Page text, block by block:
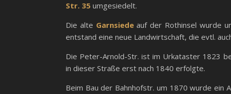
Str. 35 umgesiedelt.
Die alte Garnsiedeauf der Rothinsel wurde
entstand eine neue Landwirtschaft, die evtl.
Die Peter-Arnold-Str. ist im Urkataster 1823
in dieser Straße erst nach 1840 erfolgte.
Beim Bau der Bahnhofstr. um 1870 wurde ein